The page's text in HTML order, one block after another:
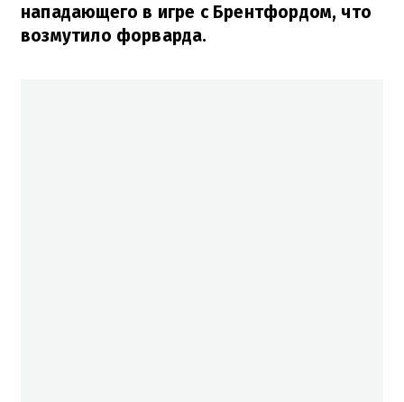
нападающего в игре с Брентфордом, что
возмутило форварда.